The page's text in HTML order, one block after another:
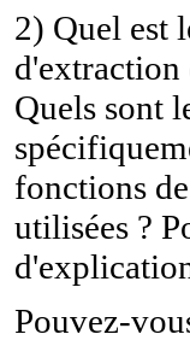
2) Quel est
d'extraction
Quels sont
fonctions
utilisées ?
Pouvez-